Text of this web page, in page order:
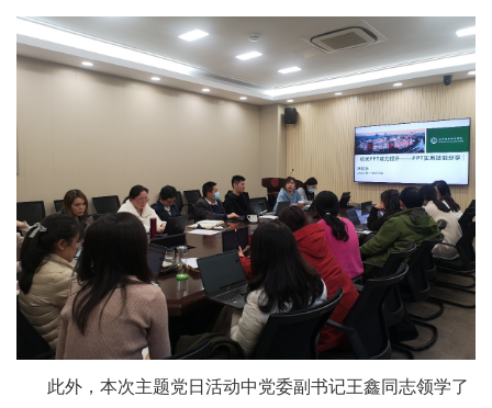
此外，本次主题党日活动中党委副书记王鑫同志领学了